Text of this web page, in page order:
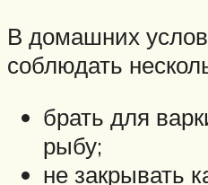
В домашних
соблюдать
брать для
рыбу;
не закрывать